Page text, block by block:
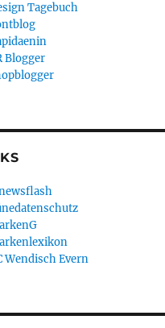
Tagebuch
Blogger
Wendisch Evern